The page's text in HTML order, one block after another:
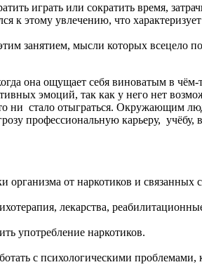
играть или сократить время,
к этому увлечению, что
занятием, мысли которых всецело
она ощущает себя виноватым в
эмоций, так как у него нет
ни стало отыграться. Окружающим
профессиональную карьеру, учёбу,
от наркотиков и связанных
лекарства,
употребление наркотиков.
с психологическими